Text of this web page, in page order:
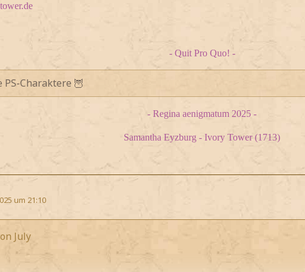
- Quit Pro Quo! -
PS-Charaktere 🦉
- Regina aenigmatum 2025 -
Samantha Eyzburg - Ivory Tower (1713)
um 21:10
July